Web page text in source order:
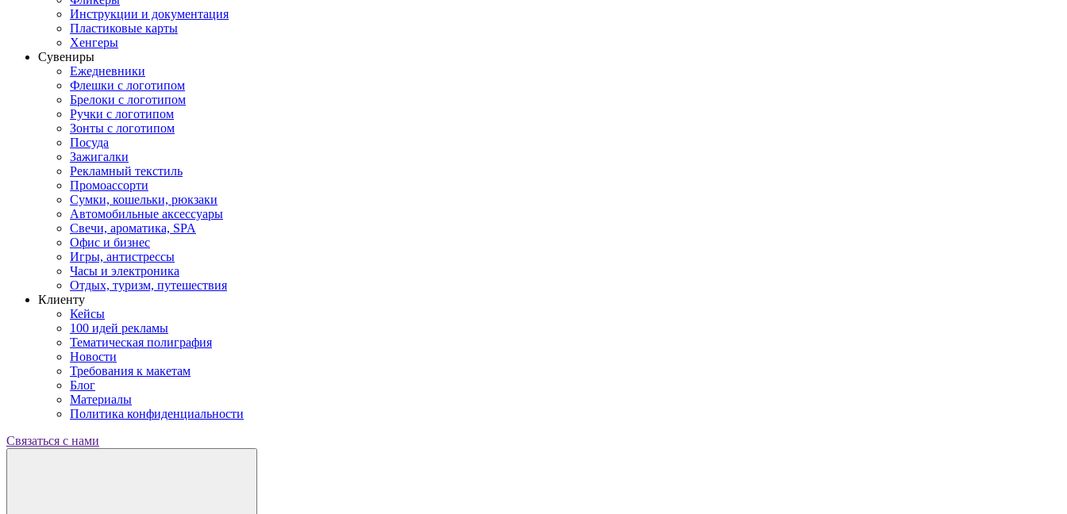
Инструкции и документация
Пластиковые карты
Хенгеры
Сувениры
Ежедневники
Флешки с логотипом
Брелоки с логотипом
Ручки с логотипом
Зонты с логотипом
Посуда
Зажигалки
Рекламный текстиль
Промоассорти
Сумки, кошельки, рюкзаки
Автомобильные аксессуары
Свечи, ароматика, SPA
Офис и бизнес
Игры, антистрессы
Часы и электроника
Отдых, туризм, путешествия
Клиенту
Кейсы
100 идей рекламы
Тематическая полиграфия
Новости
Требования к макетам
Блог
Материалы
Политика конфиденциальности
Связаться с нами